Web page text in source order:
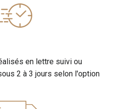
en lettre suivi ou
2 à 3 jours selon l'option